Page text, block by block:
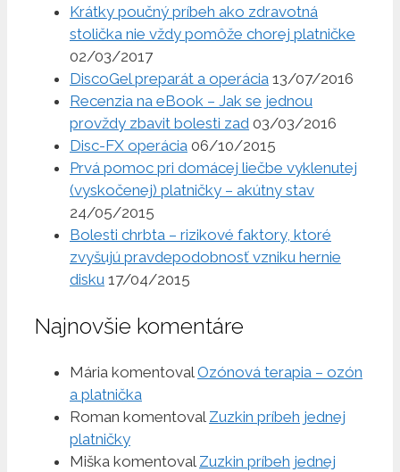
Krátky poučný príbeh ako zdravotná
stolička nie vždy pomôže chorej platničke
02/03/2017
DiscoGel preparát a operácia 13/07/2016
Recenzia na eBook – Jak se jednou
provždy zbavit bolesti zad 03/03/2016
Disc-FX operácia 06/10/2015
Prvá pomoc pri domácej liečbe vyklenutej
(vyskočenej) platničky – akútny stav
24/05/2015
Bolesti chrbta – rizikové faktory, ktoré
zvyšujú pravdepodobnosť vzniku hernie
disku 17/04/2015
Najnovšie komentáre
Mária komentoval Ozónová terapia – ozón
a platnička
Roman komentoval Zuzkin príbeh jednej
platničky
Miška komentoval Zuzkin príbeh jednej